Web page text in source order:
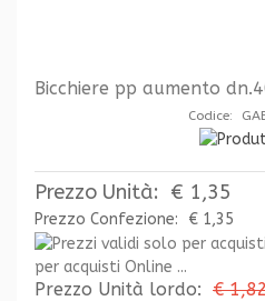
Bicchiere pp aumento
Codice:
Prezzo Unità: € 1,35
Prezzo Confezione:
€ 1,35
per acquisti Online ...
Prezzo Unità lordo: €